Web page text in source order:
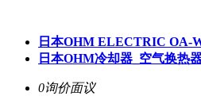
日本OHM ELECTRIC OA-
日本OHM冷却器_空气换热
0询价面议